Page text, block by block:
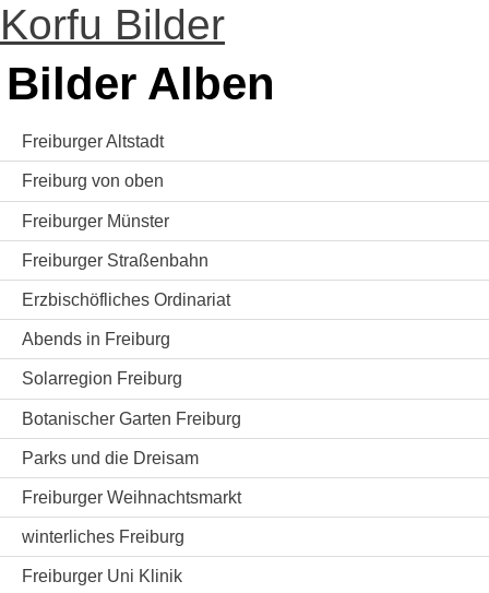
Korfu Bilder
Bilder Alben
Freiburger Altstadt
Freiburg von oben
Freiburger Münster
Freiburger Straßenbahn
Erzbischöfliches Ordinariat
Abends in Freiburg
Solarregion Freiburg
Botanischer Garten Freiburg
Parks und die Dreisam
Freiburger Weihnachtsmarkt
winterliches Freiburg
Freiburger Uni Klinik